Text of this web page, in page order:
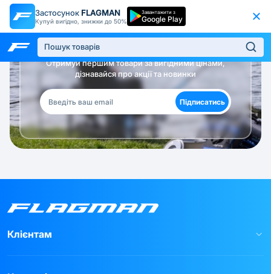
Застосунок FLAGMAN
Купуй вигідно, знижки до 50%
Завантажити з
Google Play
Будь в курсі!
Отримуй першим товари за вигідними цінами,
дізнавайся про акції та новинки
Підписатись
Клієнтам